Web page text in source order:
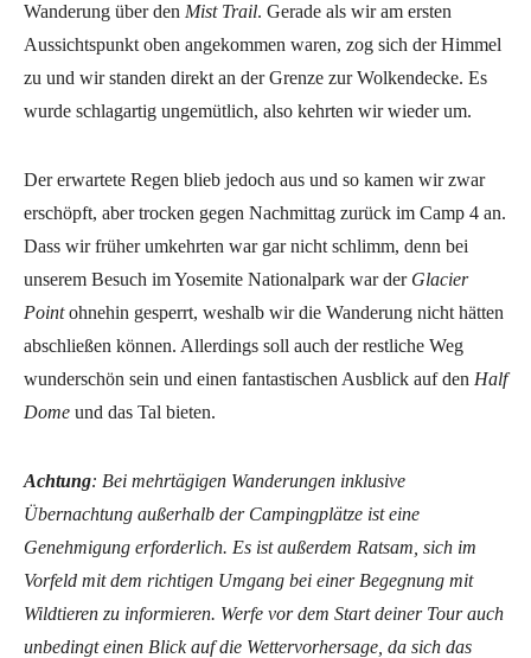
Wanderung über den Mist Trail. Gerade als wir am ersten
Aussichtspunkt oben angekommen waren, zog sich der Himmel
zu und wir standen direkt an der Grenze zur Wolkendecke. Es
wurde schlagartig ungemütlich, also kehrten wir wieder um.
Der erwartete Regen blieb jedoch aus und so kamen wir zwar
erschöpft, aber trocken gegen Nachmittag zurück im Camp 4 an.
Dass wir früher umkehrten war gar nicht schlimm, denn bei
unserem Besuch im Yosemite Nationalpark war der Glacier
Pointohnehin gesperrt, weshalb wir die Wanderung nicht hätten
abschließen können. Allerdings soll auch der restliche Weg
wunderschön sein und einen fantastischen Ausblick auf den Half
Dome und das Tal bieten.
Achtung: Bei mehrtägigen Wanderungen inklusive
Übernachtung außerhalb der Campingplätze ist eine
Genehmigung erforderlich. Es ist außerdem Ratsam, sich im
Vorfeld mit dem richtigen Umgang bei einer Begegnung mit
Wildtieren zu informieren. Werfe vor dem Start deiner Tour auch
unbedingt einen Blick auf die Wettervorhersage, da sich das